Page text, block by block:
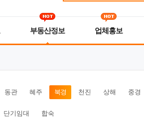
부동산정보 업체홍보
동관 혜주 북경 천진 상해 중경
단기임대 합숙